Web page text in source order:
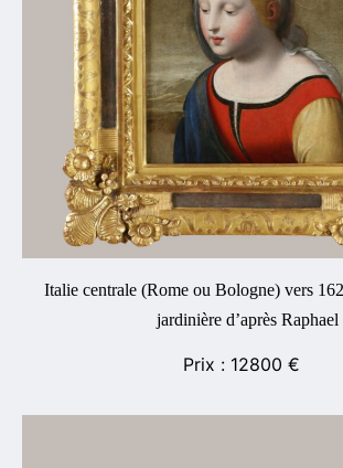
Italie centrale (Rome ou Bologne) vers
jardinière d’après Raphael
12800 €